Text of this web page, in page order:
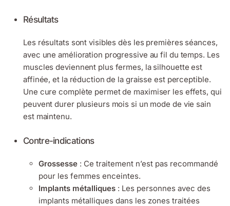
Résultats
Les résultats sont visibles dès les premières séances,
avec une amélioration progressive au fil du temps. Les
muscles deviennent plus fermes, la silhouette est
affinée, et la réduction de la graisse est perceptible.
Une cure complète permet de maximiser les effets, qui
peuvent durer plusieurs mois si un mode de vie sain
est maintenu.
Contre-indications
Grossesse : Ce traitement n’est pas recommandé
pour les femmes enceintes.
Implants métalliques : Les personnes avec des
implants métalliques dans les zones traitées